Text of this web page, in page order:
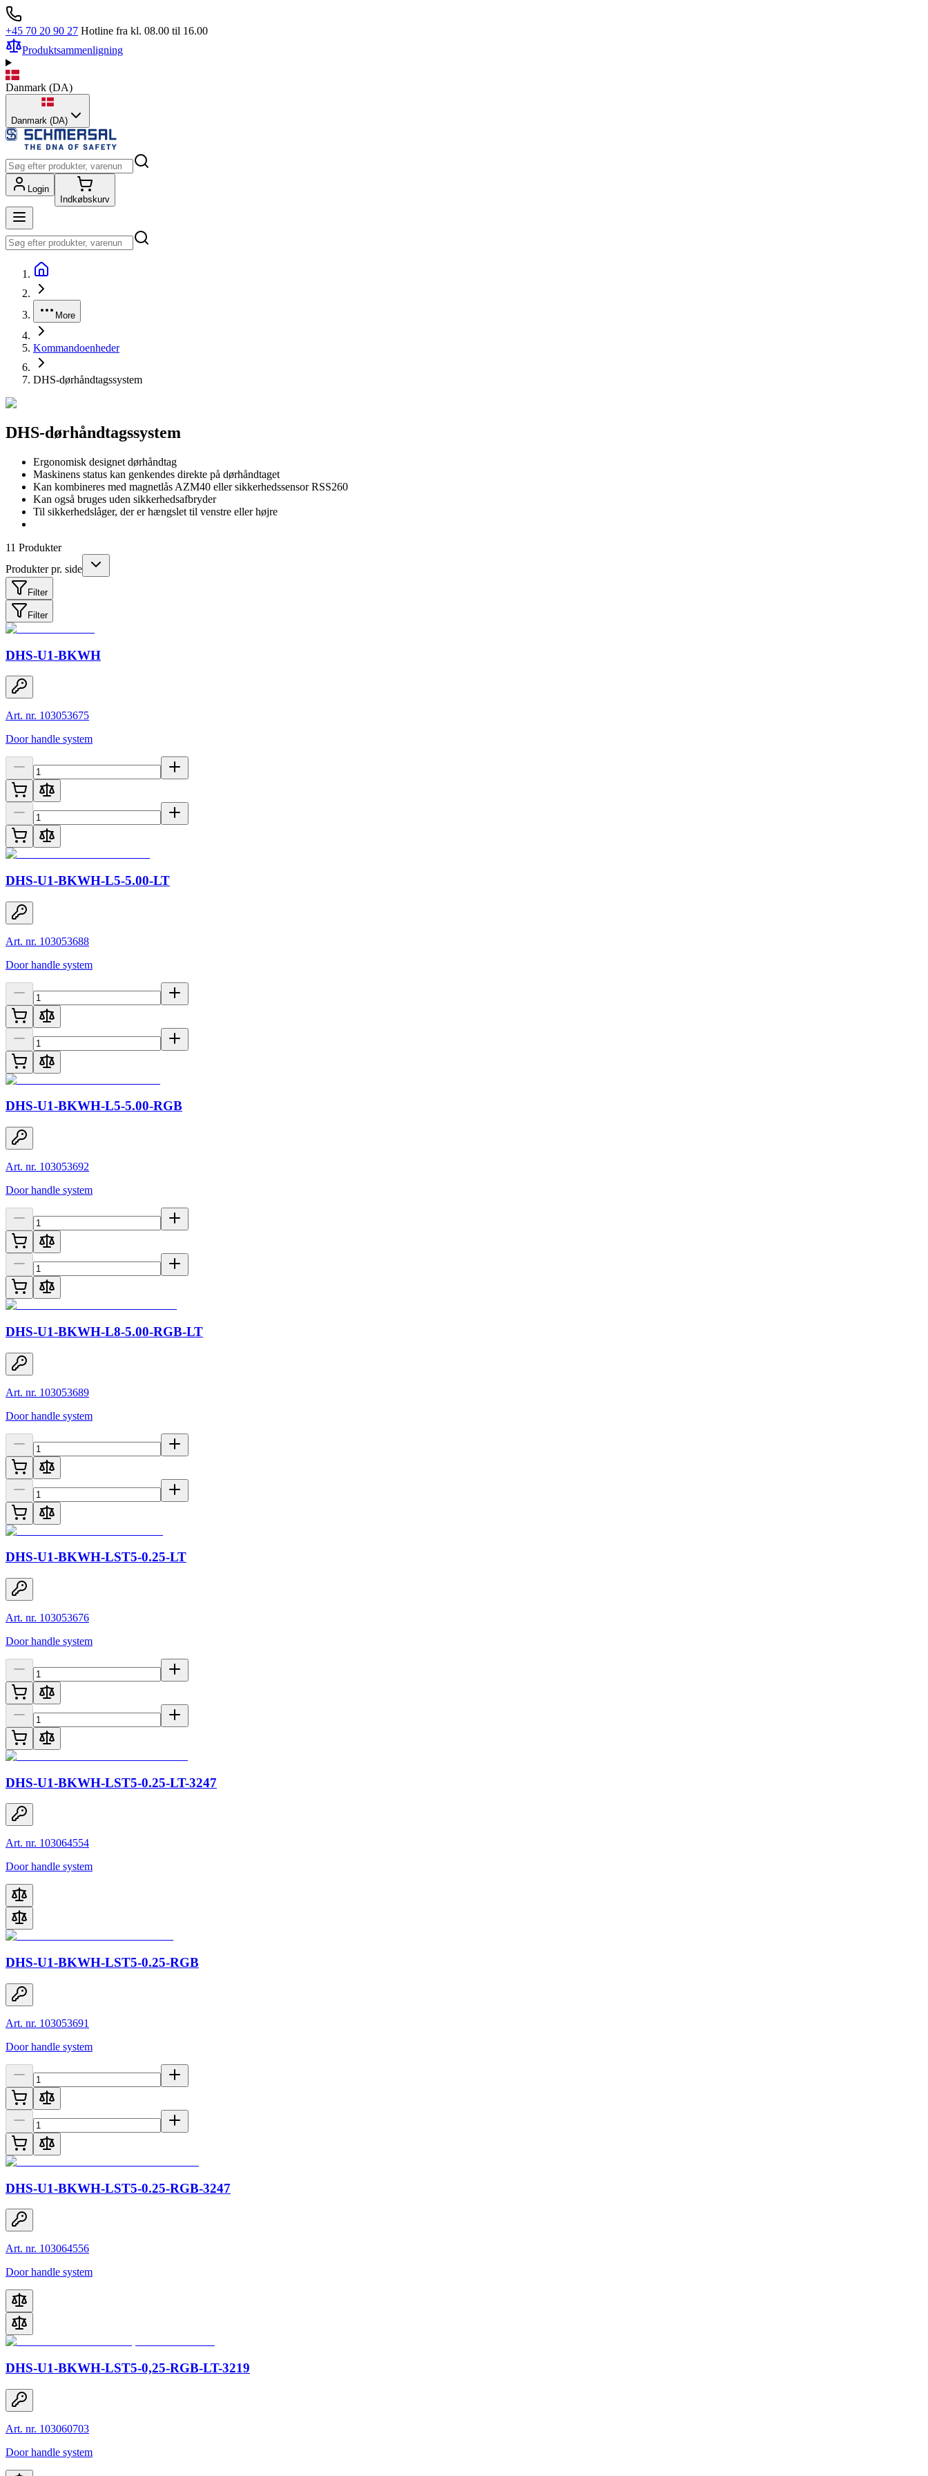
+45 70 20 90 27 Hotline fra kl. 08.00 til 16.00
Produktsammenligning
Danmark (DA)
Danmark (DA)
Login
Indkøbskurv
More
Kommandoenheder
DHS-dørhåndtagssystem
DHS-dørhåndtagssystem
Ergonomisk designet dørhåndtag
Maskinens status kan genkendes direkte på dørhåndtaget
Kan kombineres med magnetlås AZM40 eller sikkerhedssensor RSS260
Kan også bruges uden sikkerhedsafbryder
Til sikkerhedslåger, der er hængslet til venstre eller højre
11 Produkter
Produkter pr. side
Filter
Filter
DHS-U1-BKWH
Art. nr. 103053675
Door handle system
DHS-U1-BKWH-L5-5.00-LT
Art. nr. 103053688
Door handle system
DHS-U1-BKWH-L5-5.00-RGB
Art. nr. 103053692
Door handle system
DHS-U1-BKWH-L8-5.00-RGB-LT
Art. nr. 103053689
Door handle system
DHS-U1-BKWH-LST5-0.25-LT
Art. nr. 103053676
Door handle system
DHS-U1-BKWH-LST5-0.25-LT-3247
Art. nr. 103064554
Door handle system
DHS-U1-BKWH-LST5-0.25-RGB
Art. nr. 103053691
Door handle system
DHS-U1-BKWH-LST5-0.25-RGB-3247
Art. nr. 103064556
Door handle system
DHS-U1-BKWH-LST5-0,25-RGB-LT-3219
Art. nr. 103060703
Door handle system